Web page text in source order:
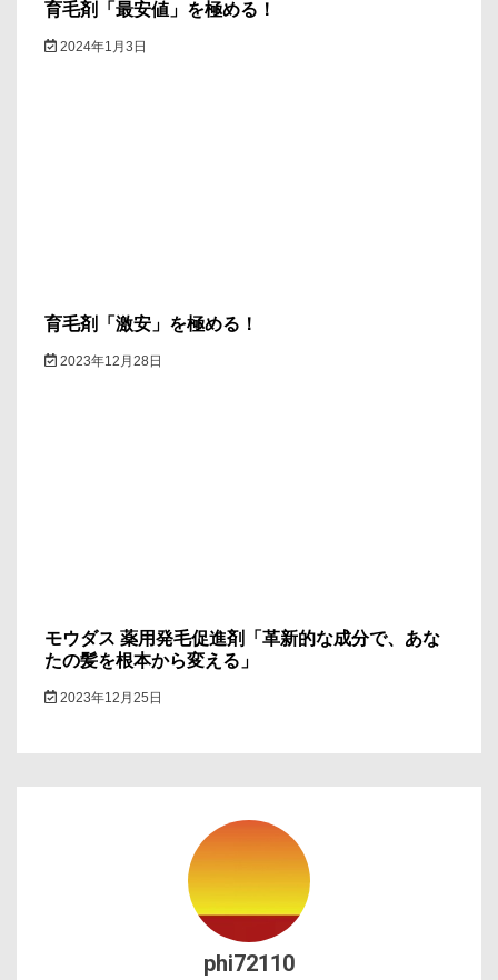
育毛剤「最安値」を極める！
2024年1月3日
育毛剤「激安」を極める！
2023年12月28日
モウダス 薬用発毛促進剤「革新的な成分で、あな
たの髪を根本から変える」
2023年12月25日
phi72110